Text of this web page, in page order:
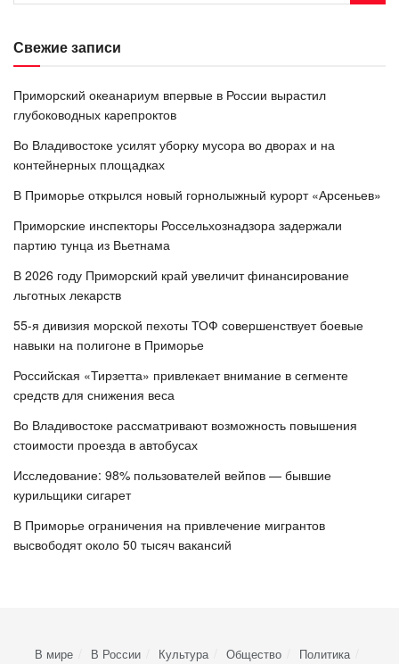
Свежие записи
Приморский океанариум впервые в России вырастил
глубоководных карепроктов
Во Владивостоке усилят уборку мусора во дворах и на
контейнерных площадках
В Приморье открылся новый горнолыжный курорт «Арсеньев»
Приморские инспекторы Россельхознадзора задержали
партию тунца из Вьетнама
В 2026 году Приморский край увеличит финансирование
льготных лекарств
55-я дивизия морской пехоты ТОФ совершенствует боевые
навыки на полигоне в Приморье
Российская «Тирзетта» привлекает внимание в сегменте
средств для снижения веса
Во Владивостоке рассматривают возможность повышения
стоимости проезда в автобусах
Исследование: 98% пользователей вейпов — бывшие
курильщики сигарет
В Приморье ограничения на привлечение мигрантов
высвободят около 50 тысяч вакансий
В мире В России Культура Общество Политика